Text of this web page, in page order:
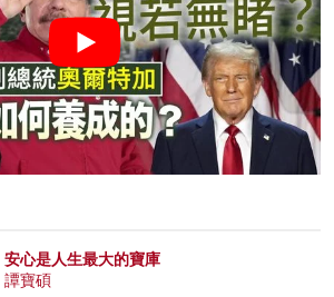
安心是人生最大的寶庫
譚寶碩